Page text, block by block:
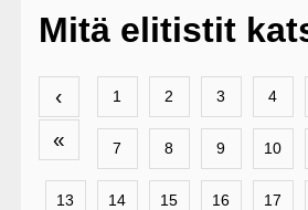
Mitä elitistit
‹
«
1 2 3 4
7 8 9 10
13 14 15 16 17